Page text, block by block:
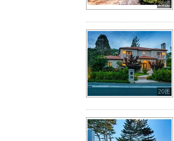
20图
20图